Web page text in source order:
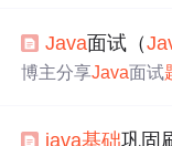
Java面试（
博主分享Java面试
找现成资料和用AI
java基础巩固